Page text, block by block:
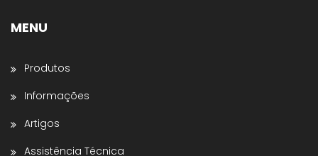
Preencha os dados abaixo e o atendimento
Nome da Empresa *
MENU
Produtos
Informações
Artigos
Assistência Técnica